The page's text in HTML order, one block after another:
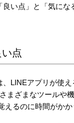
良い点」と「気にな
点
、LINEアプリが使
まざまなツールや
えるのに時間がかか